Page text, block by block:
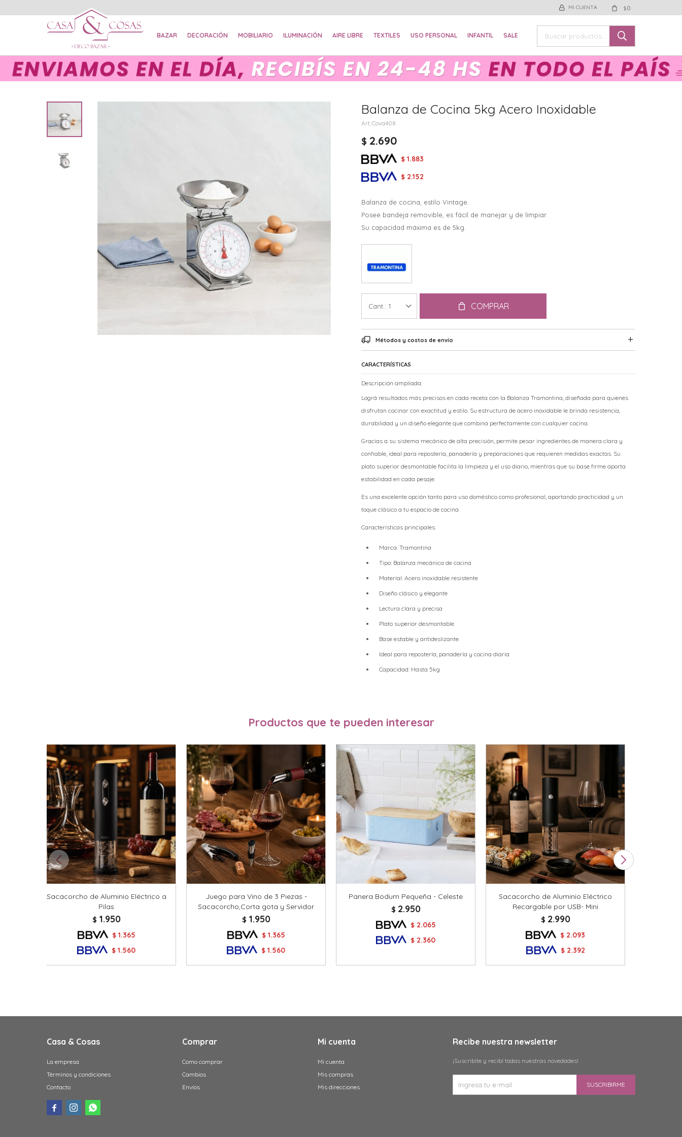
BAZAR DECORACIÓN MOBILIARIO ILUMINACIÓN AIRE LIBRE TEXTILES USO PERSONAL INFANTIL SALE
$0
Balanza de Cocina 5kg Acero Inoxidable
Cova408
$ 2.690
$ 1.883
$ 2.152
Balanza de cocina, estilo Vintage.
Posee bandeja removible, es fácil de manejar y de limpiar.
Su capacidad máxima es de 5kg.
1 COMPRAR
Métodos y costos de envío
CARACTERÍSTICAS
Descripción ampliada:
Lográ resultados más precisos en cada receta con la Balanza Tramontina, diseñada para quienes
disfrutan cocinar con exactitud y estilo. Su estructura de acero inoxidable le brinda resistencia,
durabilidad y un diseño elegante que combina perfectamente con cualquier cocina.
Gracias a su sistema mecánico de alta precisión, permite pesar ingredientes de manera clara y
confiable, ideal para repostería, panadería y preparaciones que requieren medidas exactas. Su
plato superior desmontable facilita la limpieza y el uso diario, mientras que su base firme aporta
estabilidad en cada pesaje.
Es una excelente opción tanto para uso doméstico como profesional, aportando practicidad y un
toque clásico a tu espacio de cocina.
Características principales:
Marca: Tramontina
Tipo: Balanza mecánica de cocina
Material: Acero inoxidable resistente
Diseño clásico y elegante
Lectura clara y precisa
Plato superior desmontable
Base estable y antideslizante
Ideal para repostería, panadería y cocina diaria
Capacidad: Hasta 5kg
Productos que te pueden interesar
Sacacorcho de Aluminio Eléctrico a
Pilas
$ 1.950
$ 1.365
$ 1.560
Juego para Vino de 3 Piezas -
Sacacorcho,Corta gota y Servidor
$ 1.950
$ 1.365
$ 1.560
Panera Bodum Pequeña - Celeste
$ 2.950
$ 2.065
$ 2.360
Sacacorcho de Aluminio Eléctrico
Recargable por USB- Mini
$ 2.990
$ 2.093
$ 2.392
Casa & Cosas
La empresa
Términos y condiciones
Contacto
  
Comprar
Como comprar
Cambios
Envíos
Mi cuenta
Mi cuenta
Mis compras
Mis direcciones
Recibe nuestra newsletter
¡Suscribite y recibí todas nuestras novedades!
SUSCRIBIRME